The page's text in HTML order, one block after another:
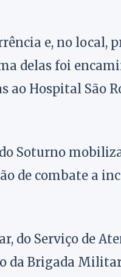
e, no local,
delas foi
ao Hospital São
Soturno
de combate a
do Serviço de
da Brigada